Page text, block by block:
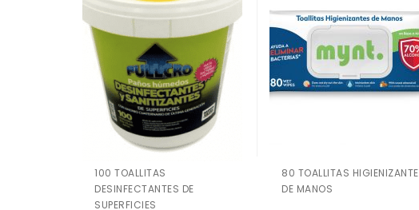
100 TOALLITAS
DESINFECTANTES DE
SUPERFICIES
80 TOALLITAS HIGIENIZANTE
DE MANOS